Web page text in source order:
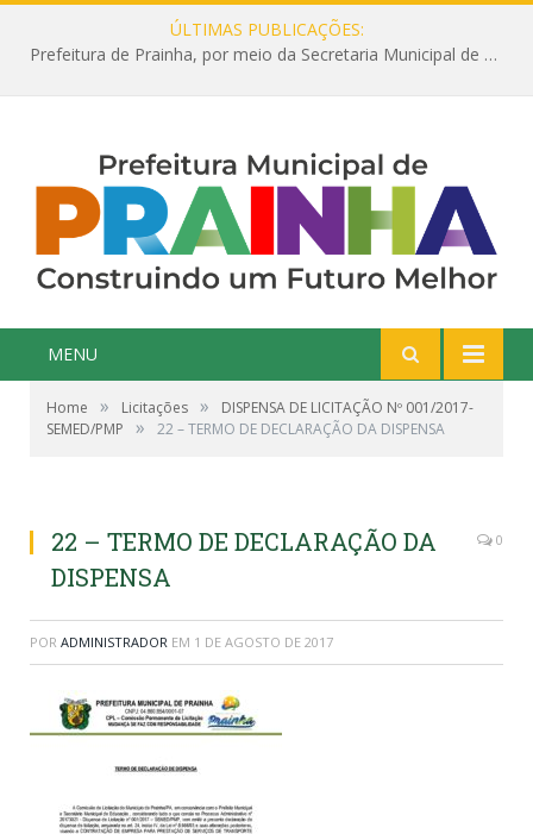
ÚLTIMAS PUBLICAÇÕES:
Prefeitura de Prainha, por meio da Secretaria Municipal de Educação, abre 354 vagas na área da Educação para 2025 com processo seletivo simplificado
MENU
Home » Licitações »
DISPENSA DE LICITAÇÃO Nº 001/2017-
SEMED/PMP
» 22 – TERMO DE DECLARAÇÃO DA DISPENSA
22 – TERMO DE DECLARAÇÃO DA
DISPENSA
0
POR ADMINISTRADOR EM 1 DE AGOSTO DE 2017